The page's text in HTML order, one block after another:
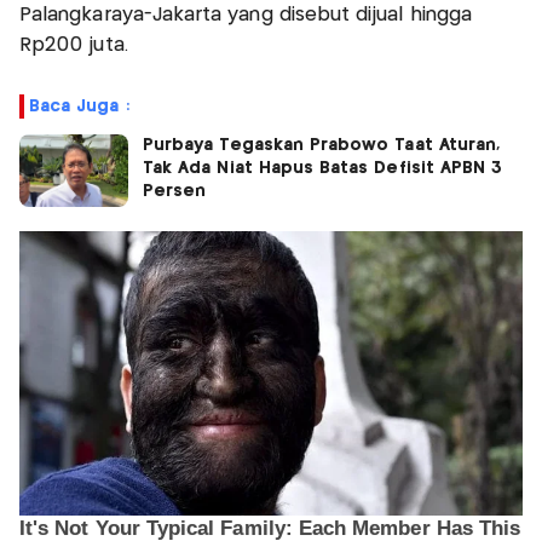
Palangkaraya-Jakarta yang disebut dijual hingga
Rp200 juta.
Baca Juga :
Purbaya Tegaskan Prabowo Taat Aturan,
Tak Ada Niat Hapus Batas Defisit APBN 3
Persen